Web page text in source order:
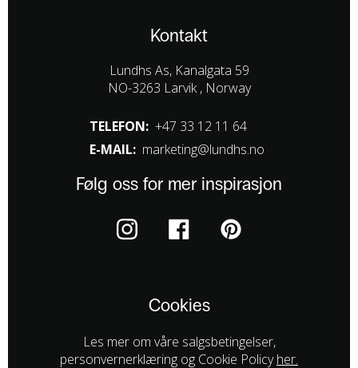
Kontakt
Lundhs As, Kanalgata 59
NO-3263 Larvik , Norway
TELEFON: +47 33 12 11 64
E-MAIL: marketing@lundhs.no
Følg oss for mer inspirasjon
Cookies
Les mer om våre salgsbetingelser,
personvernerklæring og Cookie Policyher.